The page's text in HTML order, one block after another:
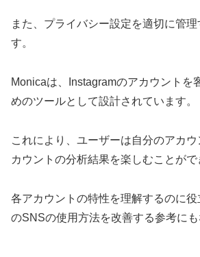
また、プライバシー設定を適切に管
す。
Monicaは、Instagramのアカウントを
めのツールとして設計されています。
これにより、ユーザーは自分のアカ
カウントの分析結果を楽しむことがで
各アカウントの特性を理解するのに
のSNSの使用方法を改善する参考にも